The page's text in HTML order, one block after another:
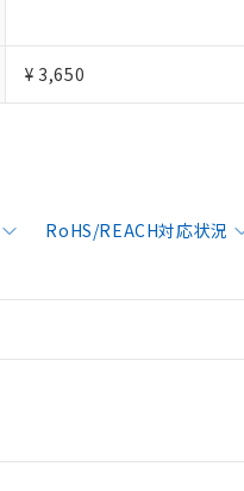
¥ 3,650
RoHS/REACH対応状況